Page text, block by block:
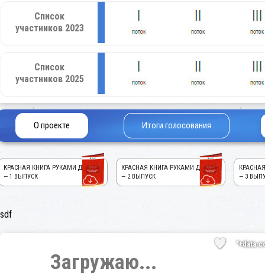
Список
участников 2023
Список
участников 2025
О проекте Итоги голосования
КРАСНАЯ КНИГА РУКАМИ ДЕТЕЙ!
— 1 ВЫПУСК
КРАСНАЯ КНИГА РУКАМИ ДЕТЕЙ!
— 2 ВЫПУСК
— 3
sdf
Загружаю...